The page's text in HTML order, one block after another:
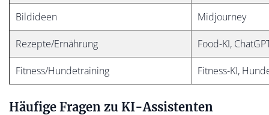
Bildideen Midjourney
Rezepte/Ernährung Food-KI,
Fitness/Hundetraining Fitness-KI,
Häufige Fragen zu KI-Assistenten